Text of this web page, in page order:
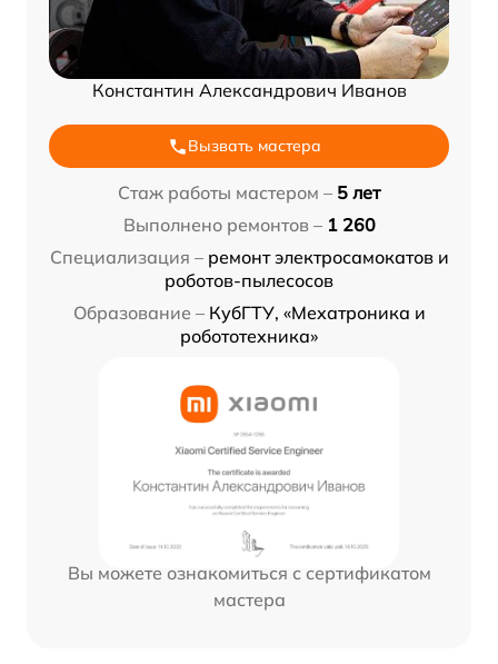
Константин Александрович Иванов
Вызвать мастера
Стаж работы мастером – 5 лет
Выполнено ремонтов – 1 260
Специализация – ремонт электросамокатов и
роботов-пылесосов
Образование – КубГТУ, «Мехатроника и
робототехника»
Вы можете ознакомиться с сертификатом
мастера